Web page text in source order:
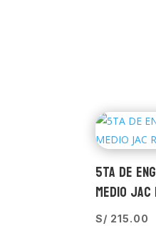
5TA DE
MEDIO
S/ 215.00